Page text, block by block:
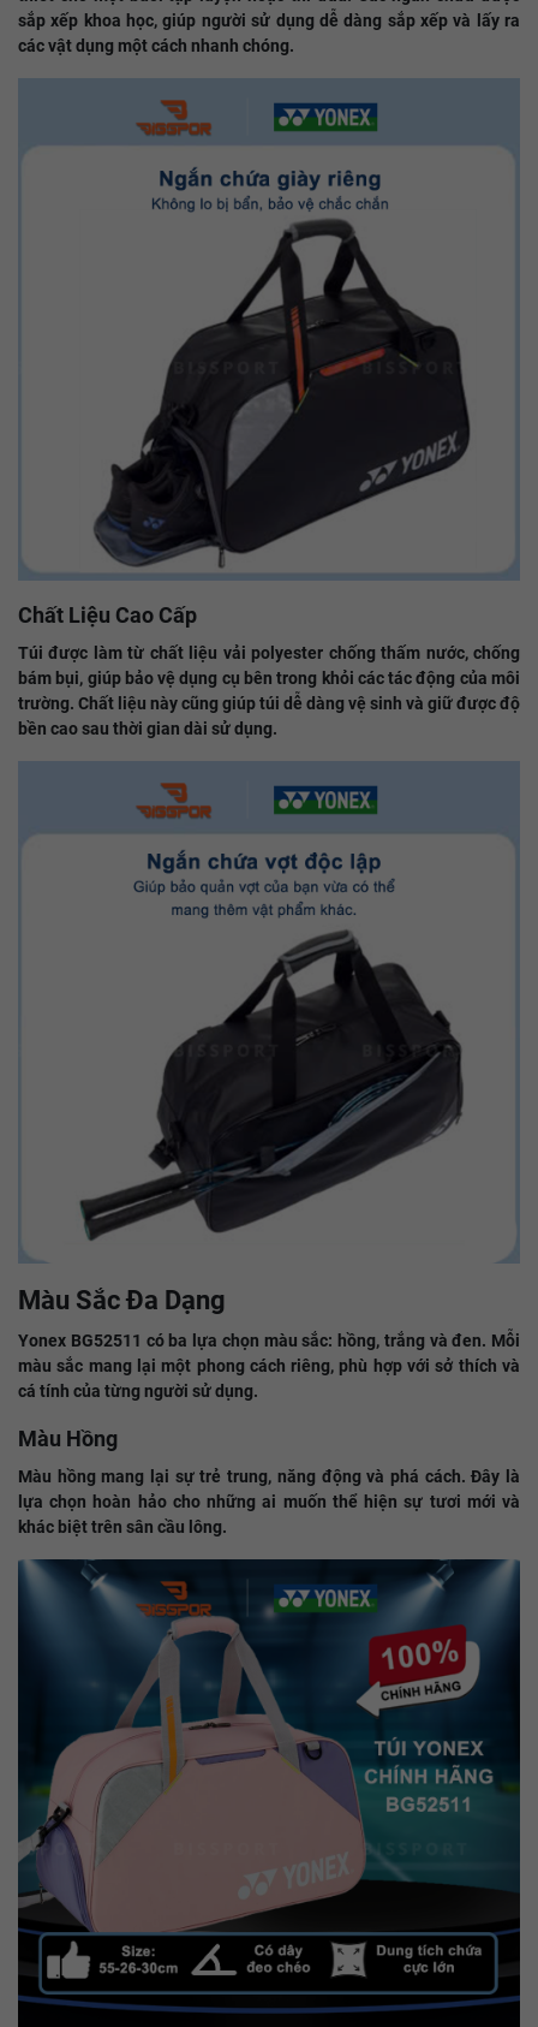
sắp xếp khoa học, giúp người sử dụng dễ dàng sắp xếp và lấy ra
các vật dụng một cách nhanh chóng.
Chất Liệu Cao Cấp
Túi được làm từ chất liệu vải polyester chống thấm nước, chống
bám bụi, giúp bảo vệ dụng cụ bên trong khỏi các tác động của môi
trường. Chất liệu này cũng giúp túi dễ dàng vệ sinh và giữ được độ
bền cao sau thời gian dài sử dụng.
Màu Sắc Đa Dạng
Yonex BG52511 có ba lựa chọn màu sắc: hồng, trắng và đen. Mỗi
màu sắc mang lại một phong cách riêng, phù hợp với sở thích và
cá tính của từng người sử dụng.
Màu Hồng
Màu hồng mang lại sự trẻ trung, năng động và phá cách. Đây là
lựa chọn hoàn hảo cho những ai muốn thể hiện sự tươi mới và
khác biệt trên sân cầu lông.